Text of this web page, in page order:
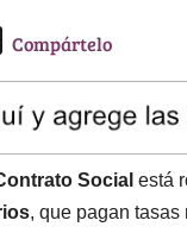
T
e
a
d
s
Compártelo
Social está
, que pagan